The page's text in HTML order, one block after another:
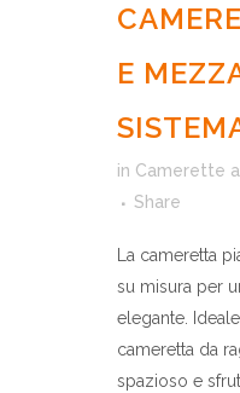
E
in Camerette
Share
La cameretta
su misura per
elegante.
cameretta da
spazioso e